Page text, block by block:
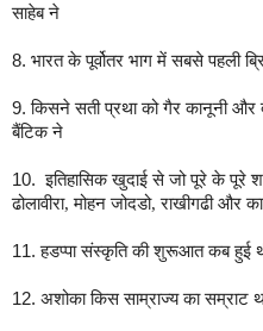
साहेब ने
8. भारत के पूर्वोतर भाग में सबसे पहली
9.किसने सती प्रथा को गैर कानूनी और
बैंटिक ने
10. इतिहासिक खुदाई से जो पूरे के पूरे
ढोलावीरा, मोहन जोदडो, राखीगढी और
11.हडप्पा संस्कृति की शुरूआत कब हुई
12. अशोका किस साम्राज्य का सम्राट